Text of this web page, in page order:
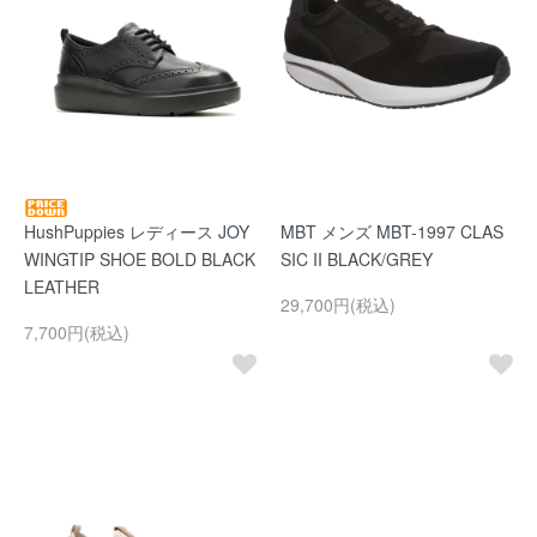
HushPuppies レディース JOY
WINGTIP SHOE BOLD BLACK
LEATHER
7,700円(税込)
MBT メンズ MBT-1997 CLAS
SIC II BLACK/GREY
29,700円(税込)